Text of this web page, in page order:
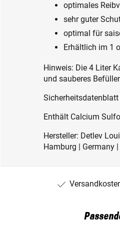
optimales
sehr guter
optimal für
Erhältlich im 1
Hinweis: Die 4 Liter
und sauberes
Enthält Calcium
Hersteller: Detlev
Hamburg | Germany